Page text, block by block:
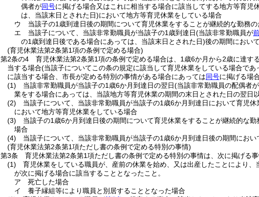
偶者が同号に掲げる場合又はこれに相当する場合に該当してする地方等育
は、当該末日とされた日)において地方等育児休業をしている場合
ウ
当該子の1歳到達日後の期間について育児休業をすることが継続的な勤務
エ
当該子について、当該非常勤職員が当該子の1歳到達日(当該非常勤職員が
の1歳到達日後である場合にあっては、当該末日とされた日)後の期間におい
(育児休業法第2条第1項の条例で定める場合)
第2条の4
育児休業法第2条第1項の条例で定める場合は、1歳6か月から2歳に達す
当する場合(当該子についてこの条の規定に該当して育児休業をしている場合であ
に該当する場合、市長が定める特別の事情がある場合にあっては同号に掲げる場
(1)
当該非常勤職員が当該子の1歳6か月到達日の翌日(当該非常勤職員の配偶者
業をする場合にあっては、当該地方等育児休業の期間の末日とされた日の翌日
(2)
当該子について、当該非常勤職員が当該子の1歳6か月到達日において育児
において地方等育児休業をしている場合
(3)
当該子の1歳6か月到達日後の期間について育児休業をすることが継続的な
場合
(4)
当該子について、当該非常勤職員が当該子の1歳6か月到達日後の期間にお
(育児休業法第2条第1項ただし書の条例で定める特別の事情)
第3条
育児休業法第2条第1項ただし書の条例で定める特別の事情は、次に掲げる事
(1)
育児休業をしている職員が、産前の休業を始め、又は出産したことにより
が次に掲げる場合に該当することとなったこと。
ア
死亡した場合
イ
養子縁組等により職員と別居することとなった場合